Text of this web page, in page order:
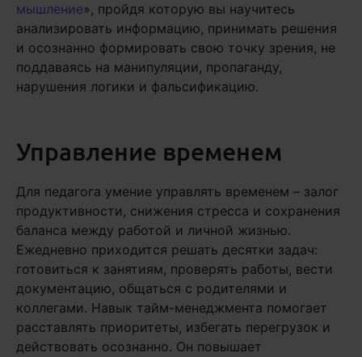
мышление», пройдя которую вы научитесь
анализировать информацию, принимать решения
и осознанно формировать свою точку зрения, не
поддаваясь на манипуляции, пропаганду,
нарушения логики и фальсификацию.
Управление временем
Для педагога умение управлять временем – залог
продуктивности, снижения стресса и сохранения
баланса между работой и личной жизнью.
Ежедневно приходится решать десятки задач:
готовиться к занятиям, проверять работы, вести
документацию, общаться с родителями и
коллегами. Навык тайм-менеджмента помогает
расставлять приоритеты, избегать перегрузок и
действовать осознанно. Он повышает